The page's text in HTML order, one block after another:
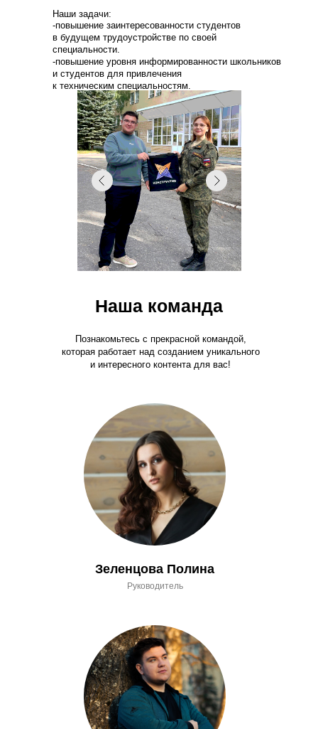
-повышение заинтересованности студентов
в будущем трудоустройстве по своей
специальности.
-повышение уровня информированности школьников
и студентов для привлечения
к техническим специальностям.
Наши задачи:
Руководитель
Зеленцова Полина
Наша команда
Познакомьтесь с прекрасной командой,
которая работает над созданием уникального
и интересного контента для вас!